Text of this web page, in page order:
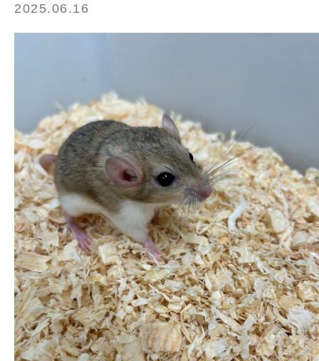
2025.06.16